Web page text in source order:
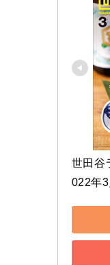
世田谷
022年